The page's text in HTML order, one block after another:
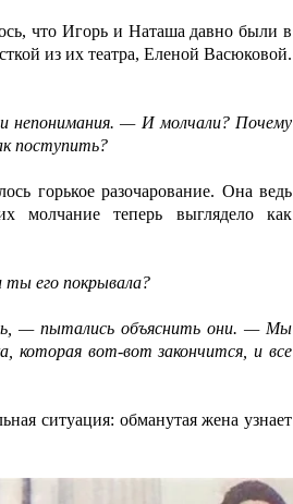
что Игорь и Наташа давно были в
из их театра, Еленой Васюковой.
непонимания. — И молчали? Почему
поступить?
горькое разочарование. Она ведь
молчание теперь выглядело как
его покрывала?
— пытались объяснить они. — Мы
вот-вот закончится, и все
ситуация: обманутая жена узнает